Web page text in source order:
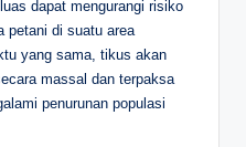
dapat mengurangi risiko
petani di suatu area
yang sama, tikus akan
massal dan terpaksa
penurunan populasi